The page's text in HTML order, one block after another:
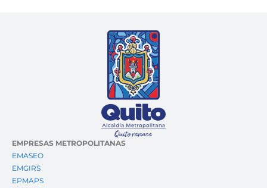
EMPRESAS METROPOLITANAS
EMASEO
EMGIRS
EPMAPS